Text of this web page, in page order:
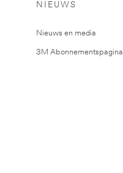
NIEUWS
Nieuws en media
3M Abonnementspagina